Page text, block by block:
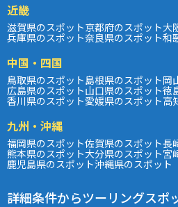
近畿
滋賀県のスポット京都府のスポット大
兵庫県のスポット奈良県のスポット和
中国・四国
鳥取県のスポット島根県のスポット岡
広島県のスポット山口県のスポット徳
香川県のスポット愛媛県のスポット高
九州・沖縄
福岡県のスポット佐賀県のスポット長
熊本県のスポット大分県のスポット宮
鹿児島県のスポット沖縄県のスポット
詳細条件からツーリングスポ